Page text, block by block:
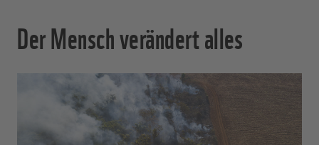
Der Mensch verändert alles